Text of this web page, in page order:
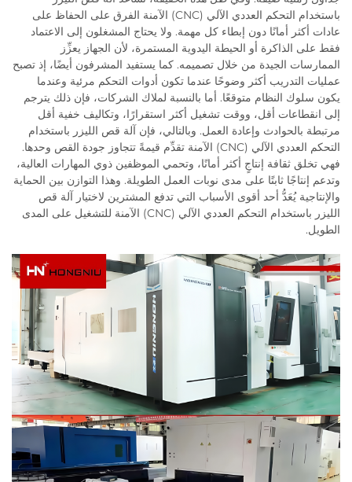
باستخدام التحكم العددي الآلي (CNC) الآمنة الفرق على الحفاظ على
عادات أكثر أمانًا دون إبطاء كل مهمة. ولا يحتاج المشغلون إلى الاعتماد
فقط على الذاكرة أو الحيطة اليدوية المستمرة، لأن الجهاز يعزِّز
الممارسات الجيدة من خلال تصميمه. كما يستفيد المشرفون أيضًا، إذ تصبح
عمليات التدريب أكثر وضوحًا عندما تكون أدوات التحكم مرئية وعندما
يكون سلوك النظام متوقعًا. أما بالنسبة لملاك الشركات، فإن ذلك يترجم
إلى انقطاعات أقل، ووقت تشغيل أكثر استقرارًا، وتكاليف خفية أقل
مرتبطة بالحوادث وإعادة العمل. وبالتالي، فإن آلة قص الليزر باستخدام
التحكم العددي الآلي (CNC) الآمنة تقدِّم قيمةً تتجاوز جودة القص وحدها.
فهي تخلق ثقافة إنتاجٍ أكثر أمانًا، وتحمي الموظفين ذوي المهارات العالية،
وتدعم إنتاجًا ثابتًا على مدى نوبات العمل الطويلة. وهذا التوازن بين الحماية
والإنتاجية يُعَدُّ أحد أقوى الأسباب التي تدفع المشترين لاختيار آلة قص
الليزر باستخدام التحكم العددي الآلي (CNC) الآمنة للتشغيل على المدى
الطويل.